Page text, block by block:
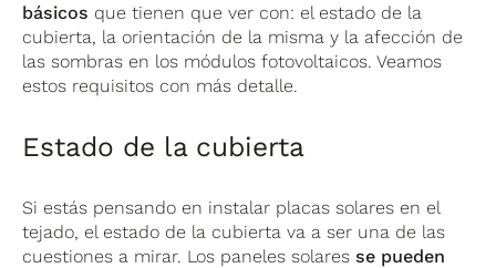
básicos que tienen que ver con: el estado de la
cubierta, la orientación de la misma y la afección de
las sombras en los módulos fotovoltaicos. Veamos
estos requisitos con más detalle.
Estado de la cubierta
Si estás pensando en instalar placas solares en el
tejado, el estado de la cubierta va a ser una de las
cuestiones a mirar. Los paneles solaresse pueden